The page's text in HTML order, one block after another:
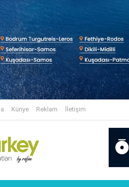
Künye Reklam İletişim